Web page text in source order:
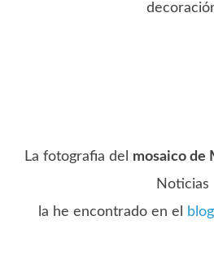
La fotografia del mosaico de
Noticias
la he encontrado en el